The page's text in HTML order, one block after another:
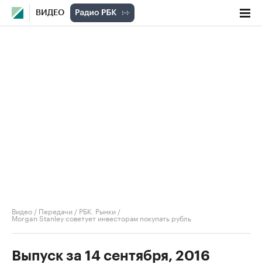
ВИДЕО
Видео / Передачи / РБК. Рынки /
Morgan Stanley советует инвесторам покупать рубль
Выпуск за 14 сентября, 2016